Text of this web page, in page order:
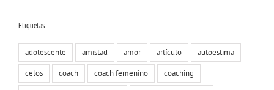
Etiquetas
adolescente amistad amor artículo
autoestima
celos
coach coach femenino
coaching